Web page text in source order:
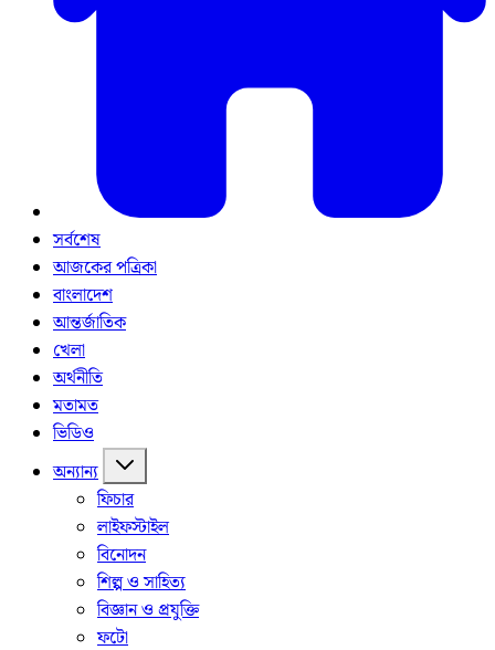
সর্বশেষ
আজকের পত্রিকা
বাংলাদেশ
আন্তর্জাতিক
খেলা
অর্থনীতি
মতামত
ভিডিও
অন্যান্য
ফিচার
লাইফস্টাইল
বিনোদন
শিল্প ও সাহিত্য
বিজ্ঞান ও প্রযুক্তি
ফটো